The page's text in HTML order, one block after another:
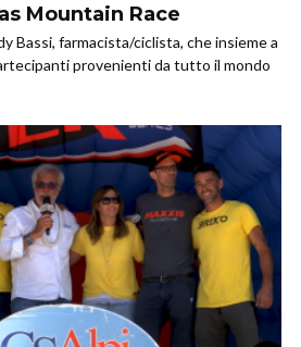
Mountain Race
Bassi, farmacista/ciclista, che insieme a
provenienti da tutto il mondo